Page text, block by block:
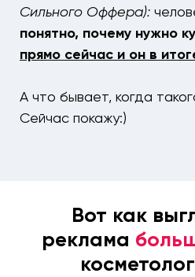
Сильного Оффера):
понятно, почему нужно
прямо сейчас и он в
А что бывает, когда
Сейчас покажу:)
Вот как
реклама